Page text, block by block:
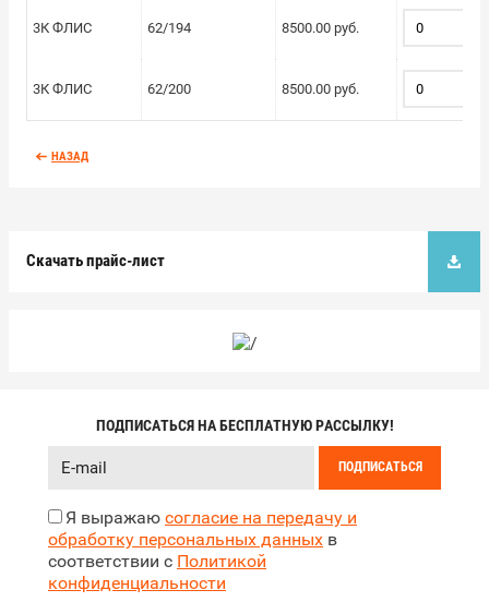
Скачать прайс-лист
3К ФЛИС 62/194 8500.00 руб.
3К ФЛИС 62/200 8500.00 руб.
НАЗАД
ПОДПИСАТЬСЯ НА БЕСПЛАТНУЮ РАССЫЛКУ!
Я выражаю согласие на передачу и
обработку персональных данных в
соответствии с Политикой
конфиденциальности
ПОДПИСАТЬСЯ